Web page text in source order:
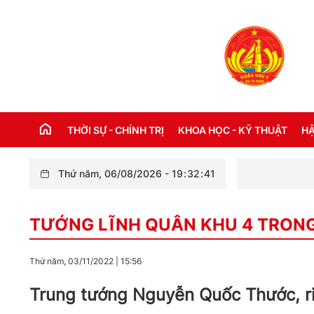
THỜI SỰ - CHÍNH TRỊ
THỜI SỰ QUỐC TẾ
KỶ NIỆM 110 NĂM NGÀY BÁC HỒ RA ĐI
KHOA HỌC - KỸ THUẬT
Thứ năm, 06/08/2026 - 19:32:43 Bộ
TƯỚNG LĨNH QUÂN KHU 4
Thứ năm, 03/11/2022 15:56
Trung tướng Nguyễn Quốc Thước,